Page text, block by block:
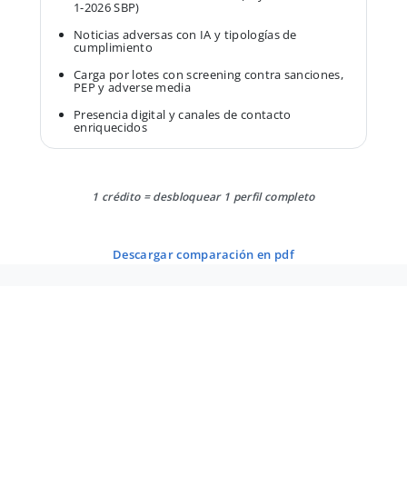
1-2026 SBP)
Noticias adversas con IA y tipologías de
cumplimiento
Carga por lotes con screening contra sanciones,
PEP y adverse media
Presencia digital y canales de contacto
enriquecidos
1 crédito = desbloquear 1 perfil completo
descargar comparación en pdf